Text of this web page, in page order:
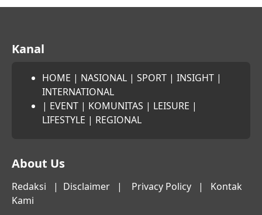
Kanal
HOME | NASIONAL | SPORT | INSIGHT |
INTERNATIONAL
| EVENT | KOMUNITAS | LEISURE |
LIFESTYLE | REGIONAL
About Us
Redaksi | Disclaimer | Privacy Policy | Kontak
Kami